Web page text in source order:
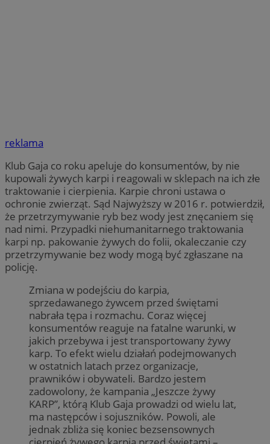
reklama
Klub Gaja co roku apeluje do konsumentów, by nie
kupowali żywych karpi i reagowali w sklepach na ich złe
traktowanie i cierpienia. Karpie chroni ustawa o
ochronie zwierząt. Sąd Najwyższy w 2016 r. potwierdził,
że przetrzymywanie ryb bez wody jest znęcaniem się
nad nimi. Przypadki niehumanitarnego traktowania
karpi np. pakowanie żywych do folii, okaleczanie czy
przetrzymywanie bez wody mogą być zgłaszane na
policję.
Zmiana w podejściu do karpia,
sprzedawanego żywcem przed świętami
nabrała tępa i rozmachu. Coraz więcej
konsumentów reaguje na fatalne warunki, w
jakich przebywa i jest transportowany żywy
karp. To efekt wielu działań podejmowanych
w ostatnich latach przez organizacje,
prawników i obywateli. Bardzo jestem
zadowolony, że kampania „Jeszcze żywy
KARP”, którą Klub Gaja prowadzi od wielu lat,
ma następców i sojuszników. Powoli, ale
jednak zbliża się koniec bezsensownych